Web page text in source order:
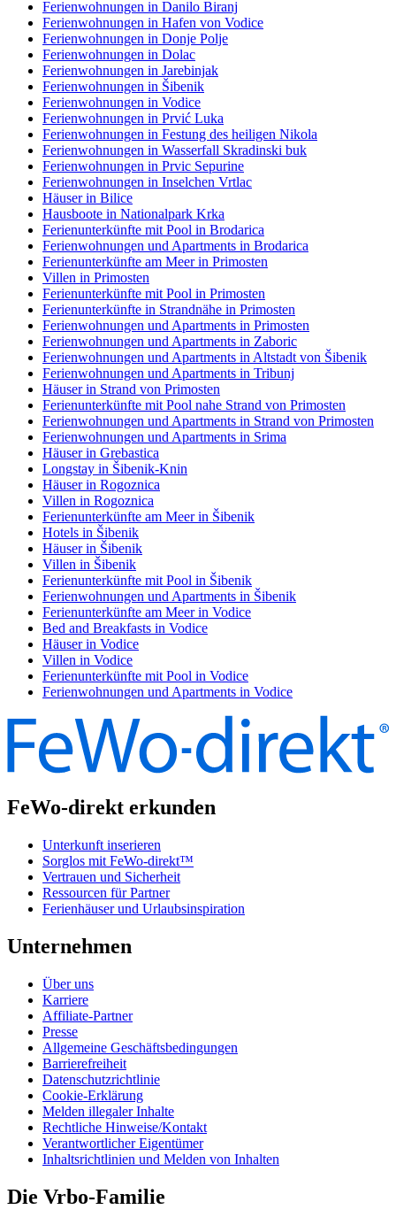
Ferienwohnungen in Danilo Biranj
Ferienwohnungen in Hafen von Vodice
Ferienwohnungen in Donje Polje
Ferienwohnungen in Dolac
Ferienwohnungen in Jarebinjak
Ferienwohnungen in Šibenik
Ferienwohnungen in Vodice
Ferienwohnungen in Prvić Luka
Ferienwohnungen in Festung des heiligen Nikola
Ferienwohnungen in Wasserfall Skradinski buk
Ferienwohnungen in Prvic Sepurine
Ferienwohnungen in Inselchen Vrtlac
Häuser in Bilice
Hausboote in Nationalpark Krka
Ferienunterkünfte mit Pool in Brodarica
Ferienwohnungen und Apartments in Brodarica
Ferienunterkünfte am Meer in Primosten
Villen in Primosten
Ferienunterkünfte mit Pool in Primosten
Ferienunterkünfte in Strandnähe in Primosten
Ferienwohnungen und Apartments in Primosten
Ferienwohnungen und Apartments in Zaboric
Ferienwohnungen und Apartments in Altstadt von Šibenik
Ferienwohnungen und Apartments in Tribunj
Häuser in Strand von Primosten
Ferienunterkünfte mit Pool nahe Strand von Primosten
Ferienwohnungen und Apartments in Strand von Primosten
Ferienwohnungen und Apartments in Srima
Häuser in Grebastica
Longstay in Šibenik-Knin
Häuser in Rogoznica
Villen in Rogoznica
Ferienunterkünfte am Meer in Šibenik
Hotels in Šibenik
Häuser in Šibenik
Villen in Šibenik
Ferienunterkünfte mit Pool in Šibenik
Ferienwohnungen und Apartments in Šibenik
Ferienunterkünfte am Meer in Vodice
Bed and Breakfasts in Vodice
Häuser in Vodice
Villen in Vodice
Ferienunterkünfte mit Pool in Vodice
Ferienwohnungen und Apartments in Vodice
FeWo-direkt erkunden
Unterkunft inserieren
Sorglos mit FeWo-direkt™
Vertrauen und Sicherheit
Ressourcen für Partner
Ferienhäuser und Urlaubsinspiration
Unternehmen
Über uns
Karriere
Affiliate-Partner
Presse
Allgemeine Geschäftsbedingungen
Barrierefreiheit
Datenschutzrichtlinie
Cookie-Erklärung
Melden illegaler Inhalte
Rechtliche Hinweise/Kontakt
Verantwortlicher Eigentümer
Inhaltsrichtlinien und Melden von Inhalten
Die Vrbo-Familie